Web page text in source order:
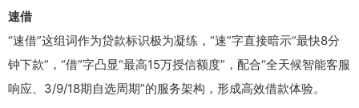
速借
“速借”这组词作为贷款标识极为凝练，“速”字直接暗示“最快8分
钟下款”，“借”字凸显“最高15万授信额度”，配合“全天候智能客服
响应、3/9/18期自选周期”的服务架构，形成高效借款体验。